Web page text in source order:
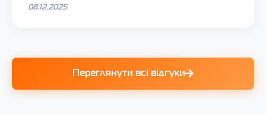
08.12.2025
Переглянути всі відгуки